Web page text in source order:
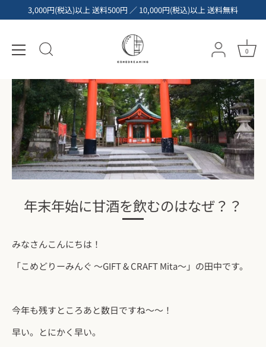
ン
3,000円(税込)以上 送料500円 ／ 10,000円(税込)以上 送料無料
0
年末年始に甘酒を飲むのはなぜ？？
みなさんこんにちは！
「こめどりーみんぐ ～GIFT & CRAFT Mita〜」の田中です。
今年も残すところあと数日ですね～～！
早い。とにかく早い。